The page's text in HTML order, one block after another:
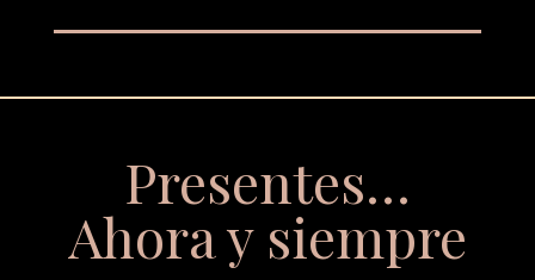
Presentes…
Ahora y siempre